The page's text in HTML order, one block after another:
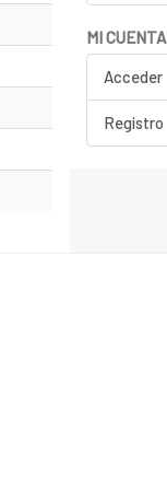
MI CUENTA
Acceder
Registro